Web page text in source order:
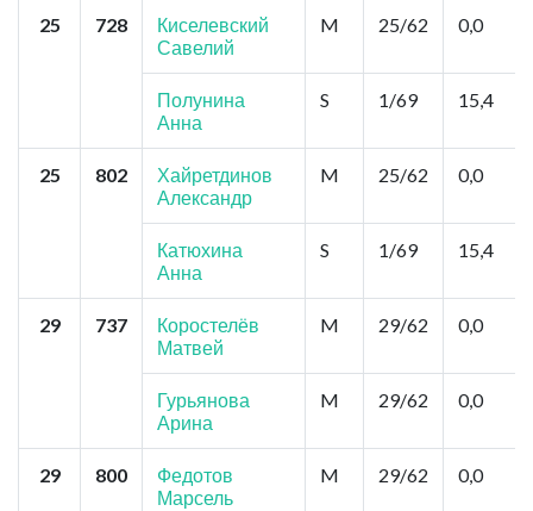
25 728
Киселевский
Савелий
M 25/62 0,0
Полунина
Анна
S 1/69 15,4
25 802
Хайретдинов
Александр
M 25/62 0,0
Катюхина
Анна
S 1/69 15,4
29 737
Коростелёв
Матвей
M 29/62 0,0
Гурьянова
Арина
M 29/62 0,0
29 800
Федотов
Марсель
M 29/62 0,0